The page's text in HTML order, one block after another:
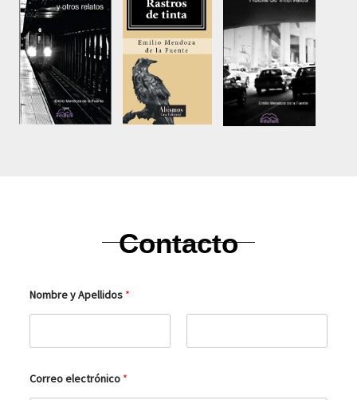
Contacto
Nombre y Apellidos *
o
Correo electrónico *